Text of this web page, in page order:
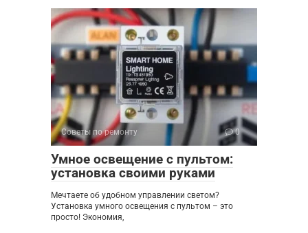
Советы по ремонту 0
Умное освещение с пультом:
установка своими руками
Мечтаете об удобном управлении светом?
Установка умного освещения с пультом – это
просто! Экономия,